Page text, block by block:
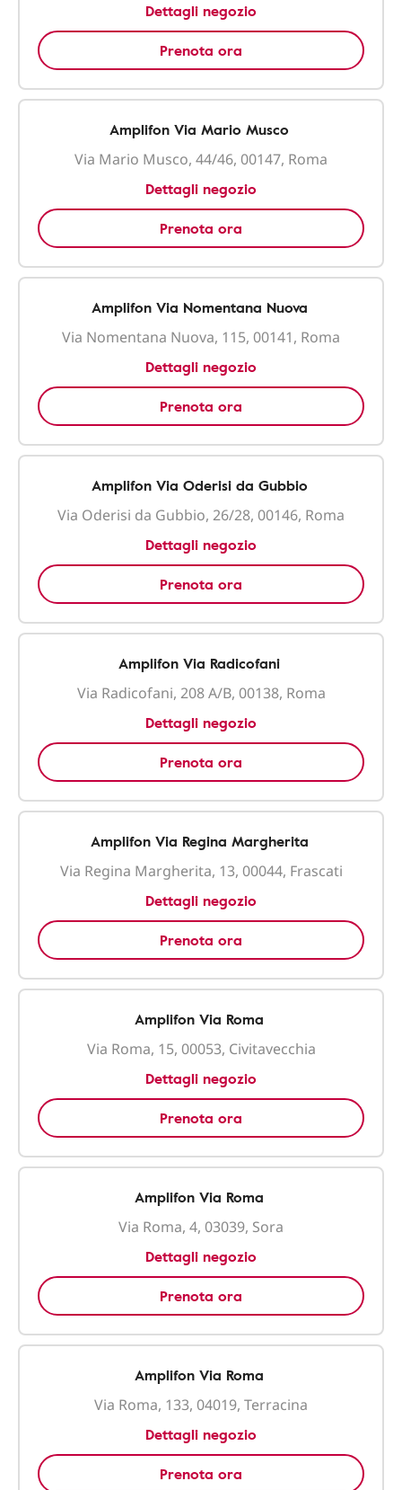
Dettagli negozio
Prenota ora
Amplifon Via Mario Musco
Via Mario Musco, 44/46, 00147, Roma
Dettagli negozio
Prenota ora
Amplifon Via Nomentana Nuova
Via Nomentana Nuova, 115, 00141, Roma
Dettagli negozio
Prenota ora
Amplifon Via Oderisi da Gubbio
Via Oderisi da Gubbio, 26/28, 00146, Roma
Dettagli negozio
Prenota ora
Amplifon Via Radicofani
Via Radicofani, 208 A/B, 00138, Roma
Dettagli negozio
Prenota ora
Amplifon Via Regina Margherita
Via Regina Margherita, 13, 00044, Frascati
Dettagli negozio
Prenota ora
Amplifon Via Roma
Via Roma, 15, 00053, Civitavecchia
Dettagli negozio
Prenota ora
Amplifon Via Roma
Via Roma, 4, 03039, Sora
Dettagli negozio
Prenota ora
Amplifon Via Roma
Via Roma, 133, 04019, Terracina
Dettagli negozio
Prenota ora